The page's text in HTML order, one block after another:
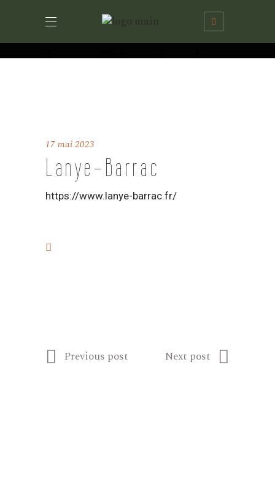
Le Pied de
la Lune
Home Nos partenaires Lanye-Barrac
17 mai 2023
Lanye-Barrac
https://www.lanye-barrac.fr/
Previous post Next post